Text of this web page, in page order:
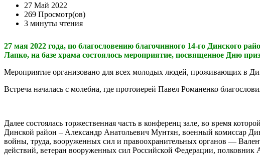
27 Май 2022
269 Просмотр(ов)
3 минуты чтения
27 мая 2022 года, по благословению благочинного 14-го Динского
Лапко, на базе храма состоялось мероприятие, посвященное Дню
Мероприятие организовано для всех молодых людей, проживающих в
Встреча началась с молебна, где протоиерей Павел Романенко
Далее состоялась торжественная часть в конференц зале, во время
Динской район – Александр Анатольевич Мунтян, военный комиссар
войны, труда, вооруженных сил и правоохранительных органов —
действий, ветеран вооруженных сил Российской Федерации,